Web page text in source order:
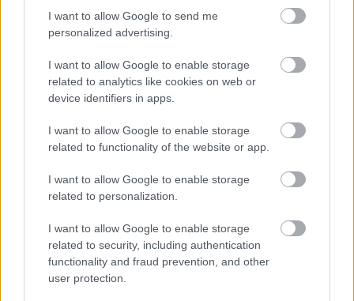
I want to allow Google to send me
personalized advertising.
I want to allow Google to enable storage
related to analytics like cookies on web or
device identifiers in apps.
I want to allow Google to enable storage
related to functionality of the website or app.
I want to allow Google to enable storage
related to personalization.
I want to allow Google to enable storage
related to security, including authentication
functionality and fraud prevention, and other
user protection.
Δημοφιλείς Ειδήσεις
ΟΠΕΚΑ: Μηνιαίο επίδομα έως 210
Τι σημαίνει η λέξη «σιγαλός»